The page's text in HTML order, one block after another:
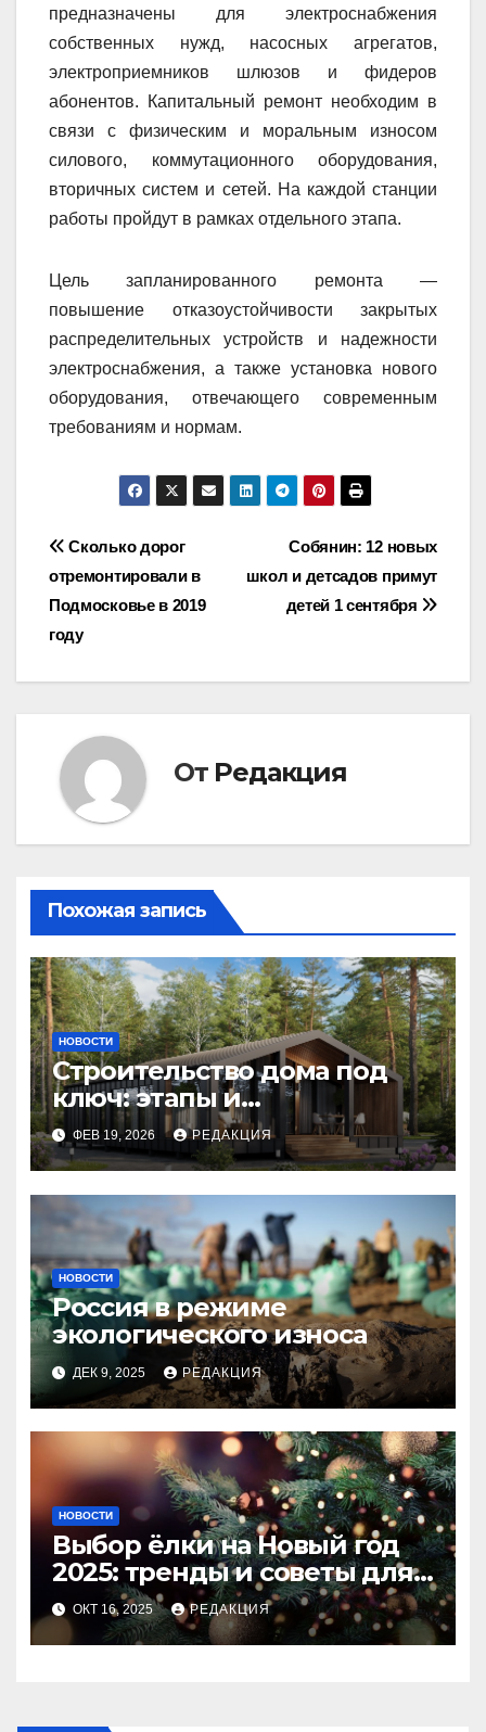
предназначены для электроснабжения
собственных нужд, насосных агрегатов,
электроприемников шлюзов и фидеров
абонентов. Капитальный ремонт необходим в
связи с физическим и моральным износом
силового, коммутационного оборудования,
вторичных систем и сетей. На каждой станции
работы пройдут в рамках отдельного этапа.
Цель запланированного ремонта —
повышение отказоустойчивости закрытых
распределительных устройств и надежности
электроснабжения, а также установка нового
оборудования, отвечающего современным
требованиям и нормам.
Навигация
по
записям
Собянин: 12 новых
школ и детсадов примут
детей 1 сентября
Сколько дорог
отремонтировали в
Подмосковье в 2019
году
От Редакция
Похожая запись
НОВОСТИ
Строительство дома под
ключ: этапы и
планирование бюджета
ФЕВ 19, 2026 РЕДАКЦИЯ
НОВОСТИ
Россия в режиме
экологического износа
ДЕК 9, 2025 РЕДАКЦИЯ
НОВОСТИ
Выбор ёлки на Новый год
2025: тренды и советы для
идеального праздника
ОКТ 16, 2025 РЕДАКЦИЯ